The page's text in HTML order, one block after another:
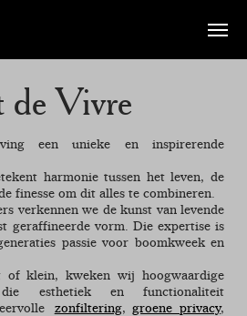
Toggle
Vivre
een unieke en inspirerende
harmonie tussen het leven, de
finesse om dit alles te combineren.
verkennen we de kunst van levende
geraffineerde vorm. Die expertise is
passie voor boomkweek en
klein, kweken wij hoogwaardige
die esthetiek en functionaliteit
zonfiltering,groene privacy,